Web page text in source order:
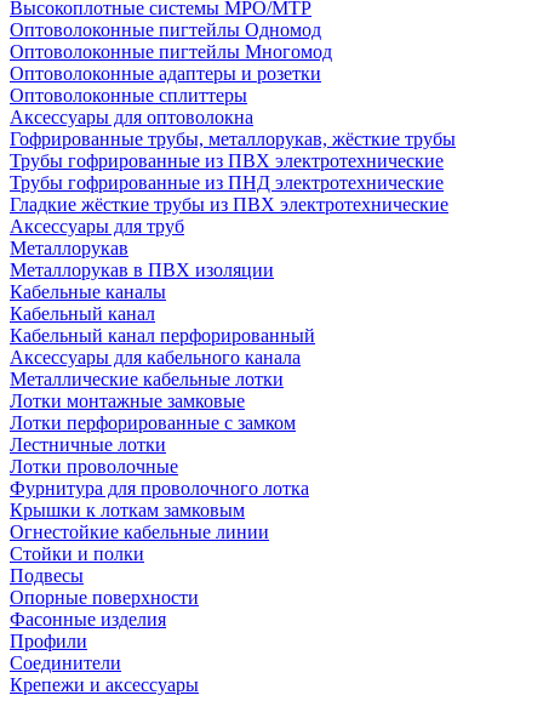
Высокоплотные системы MPO/MTP
Оптоволоконные пигтейлы Одномод
Оптоволоконные пигтейлы Многомод
Оптоволоконные адаптеры и розетки
Оптоволоконные сплиттеры
Аксессуары для оптоволокна
Гофрированные трубы, металлорукав, жёсткие трубы
Трубы гофрированные из ПВХ электротехнические
Трубы гофрированные из ПНД электротехнические
Гладкие жёсткие трубы из ПВХ электротехнические
Аксессуары для труб
Металлорукав
Металлорукав в ПВХ изоляции
Кабельные каналы
Кабельный канал
Кабельный канал перфорированный
Аксессуары для кабельного канала
Металлические кабельные лотки
Лотки монтажные замковые
Лотки перфорированные с замком
Лестничные лотки
Лотки проволочные
Фурнитура для проволочного лотка
Крышки к лоткам замковым
Огнестойкие кабельные линии
Стойки и полки
Подвесы
Опорные поверхности
Фасонные изделия
Профили
Соединители
Крепежи и аксессуары